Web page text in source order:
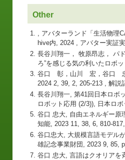
Other
, アバターランド「生活物理
hive内, 2024 , アバター実証
長谷川翔一， 牧原昂志， パ
ろ”を感じる気の利いたロボ
谷口 彰，山川 宏，谷口 忠
2024 2, 39, 2, 205-213 , 解説
長谷川翔一, 第41回日本ロボ
ロボット応用 (2/3)), 日本ロ
谷口 忠大, 自由エネルギー
知能, 2023 11, 38, 6, 810-
谷口忠大, 大規模言語モデル
雄記念事業財団, 2023 9, 85,
谷口 忠大, 言語はクオリアを